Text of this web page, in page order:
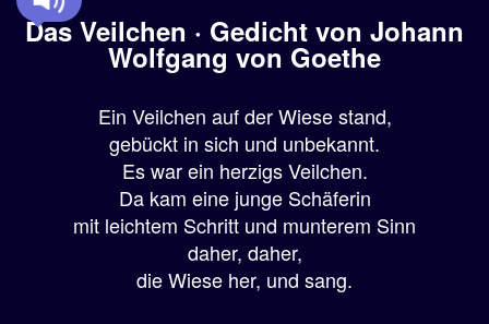
r
Das Veilchen · Gedicht von Johann
Wolfgang von Goethe
Ein Veilchen auf der Wiese stand,
gebückt in sich und unbekannt.
Es war ein herzigs Veilchen.
Da kam eine junge Schäferin
mit leichtem Schritt und munterem Sinn
daher, daher,
die Wiese her, und sang.